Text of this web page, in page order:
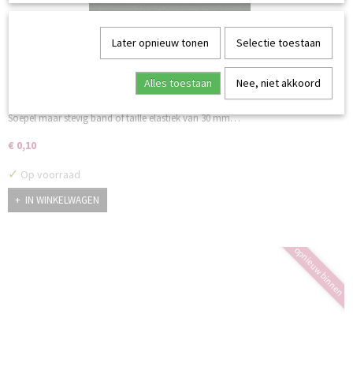
Soepel maar stevig band of taille elastiek van 30 mm…
€ 0,10
✓ Op voorraad
IN WINKELWAGEN
opnieuw binnen
Later opnieuw tonen Selectie toestaan
Alles toestaan Nee, niet akkoord